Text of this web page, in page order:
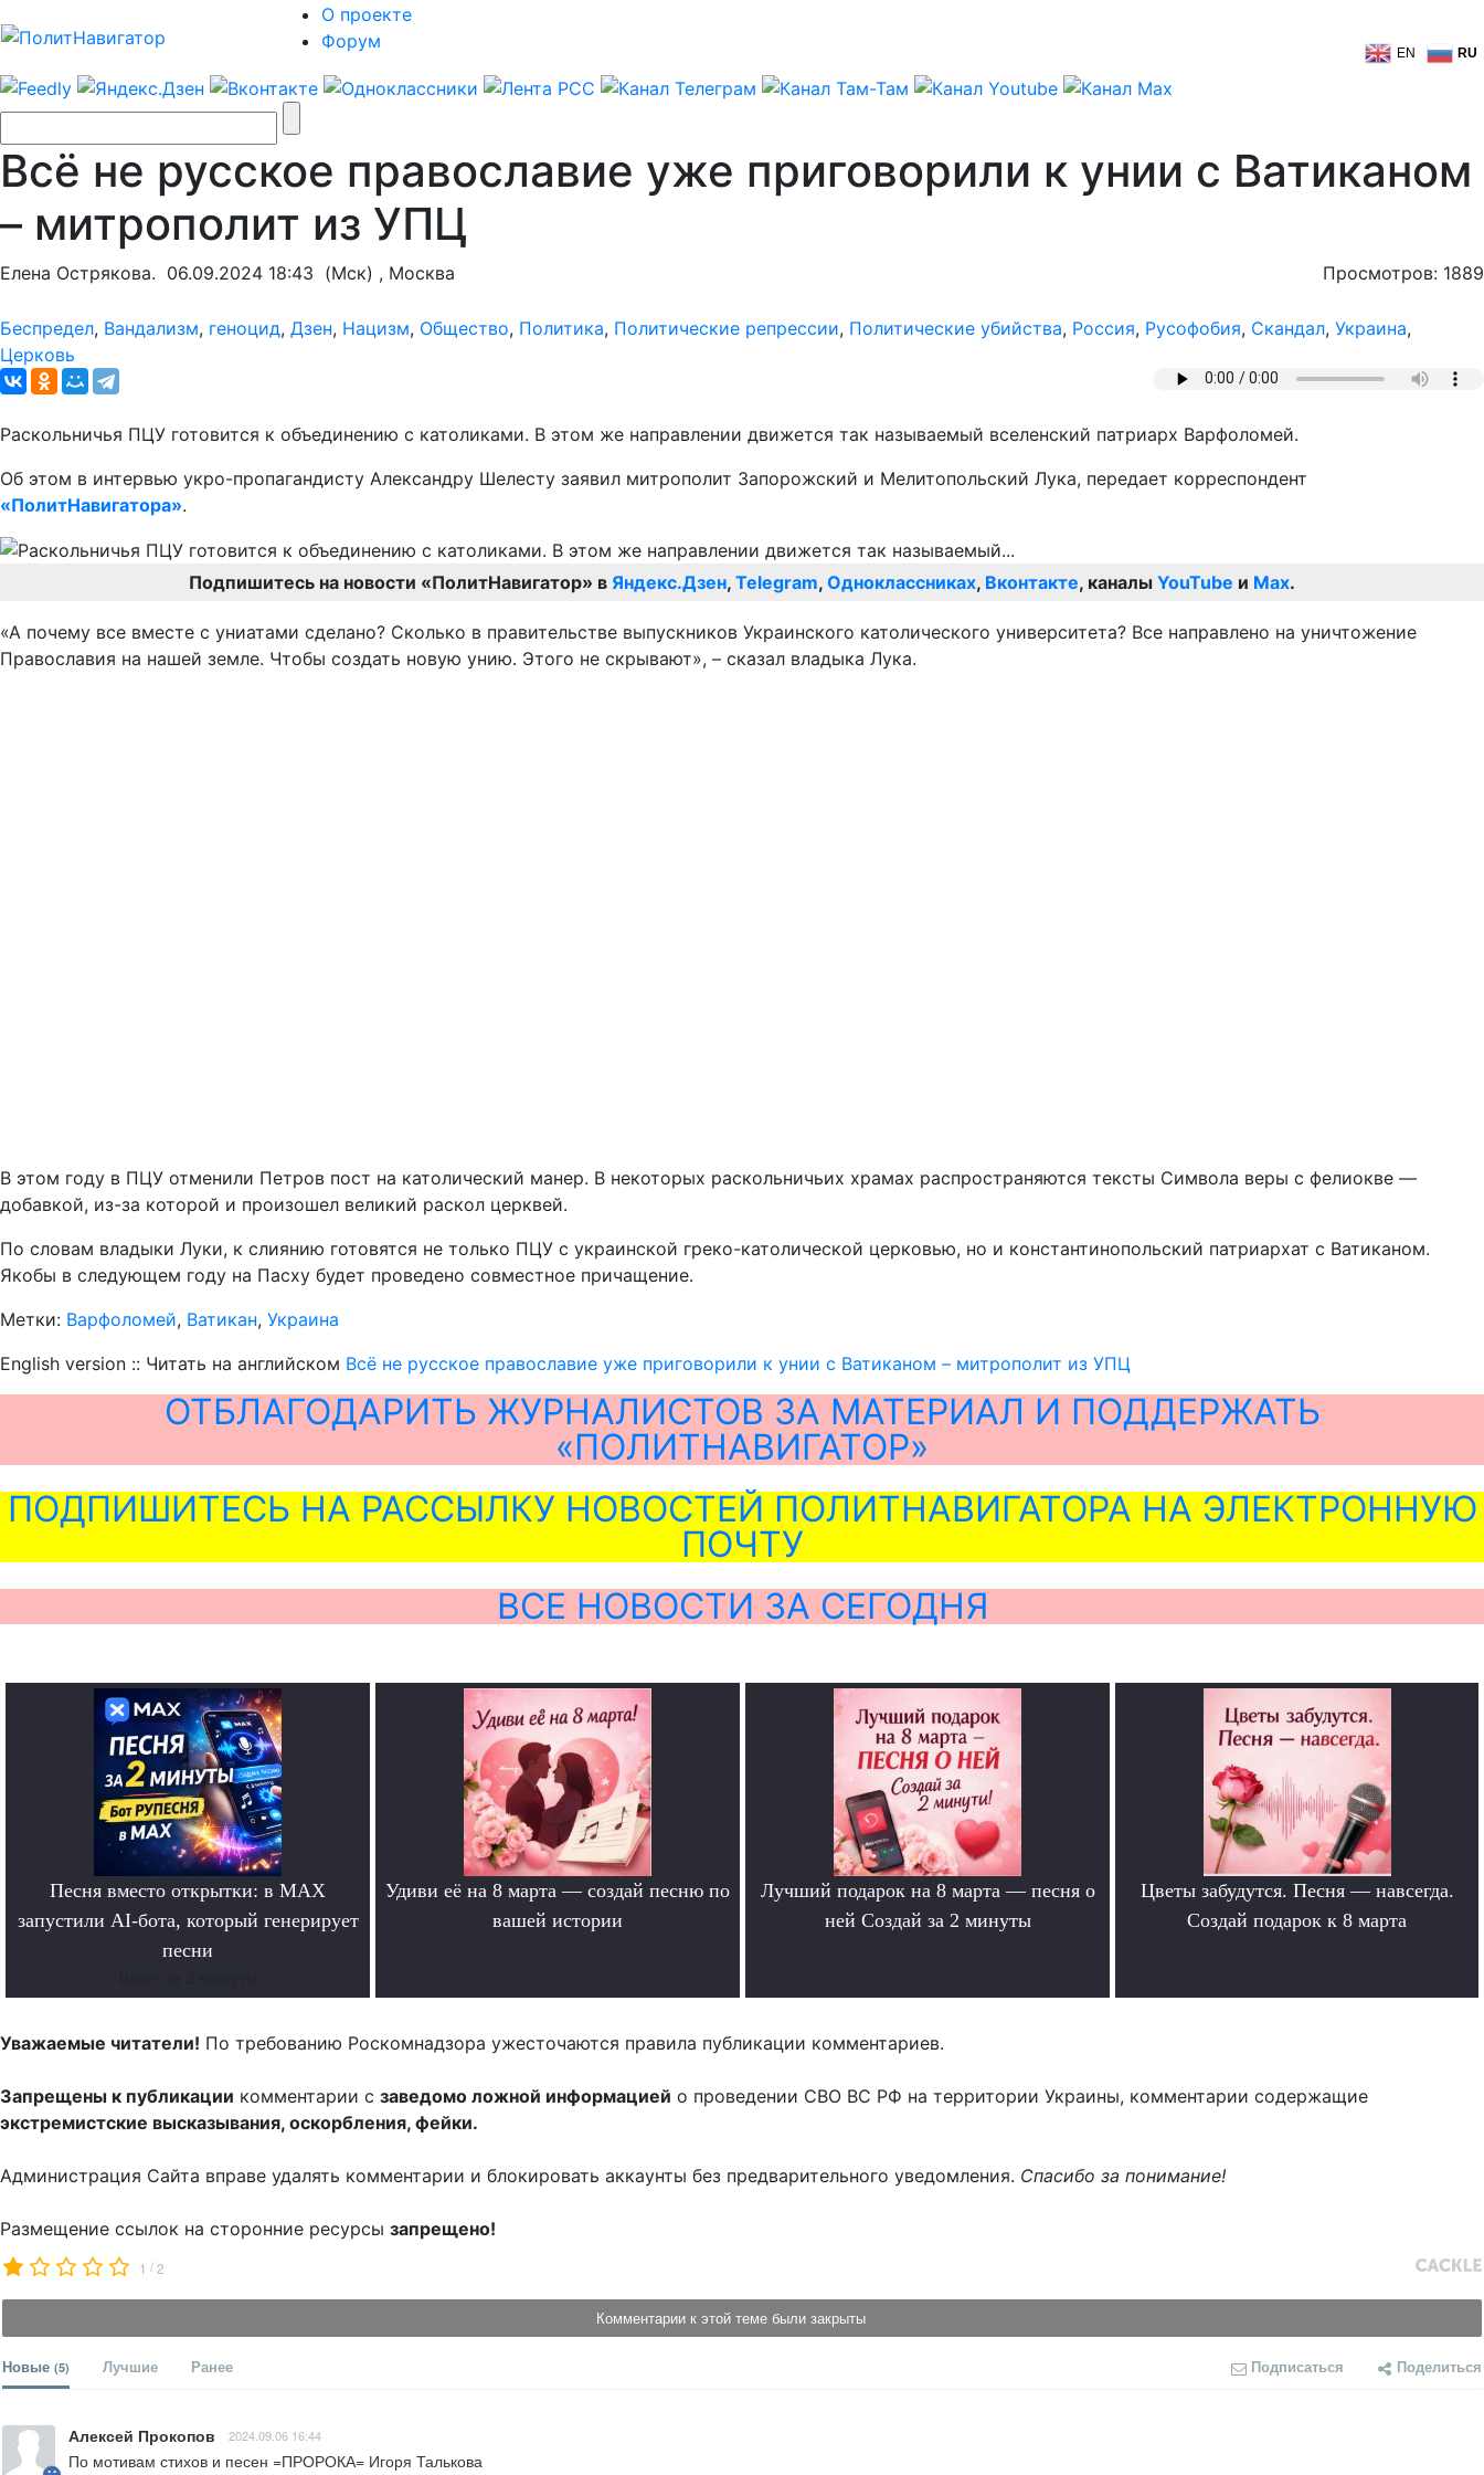
О проекте
Форум
EN RU
Всё не русское православие уже приговорили к унии с Ватиканом
– митрополит из УПЦ
Елена Острякова. 06.09.2024 18:43 (Мск) , Москва Просмотров: 1889
Беспредел, Вандализм, геноцид, Дзен, Нацизм, Общество, Политика, Политические репрессии, Политические убийства, Россия, Русофобия, Скандал, Украина,
Церковь
Раскольничья ПЦУ готовится к объединению с католиками. В этом же направлении движется так называемый вселенский патриарх Варфоломей.
Об этом в интервью укро-пропагандисту Александру Шелесту заявил митрополит Запорожский и Мелитопольский Лука, передает корреспондент
«ПолитНавигатора».
Подпишитесь на новости «ПолитНавигатор» в Яндекс.Дзен, Telegram, Одноклассниках, Вконтакте, каналы YouTube и Max.
«А почему все вместе с униатами сделано? Сколько в правительстве выпускников Украинского католического университета? Все направлено на уничтожение
Православия на нашей земле. Чтобы создать новую унию. Этого не скрывают», – сказал владыка Лука.
В этом году в ПЦУ отменили Петров пост на католический манер. В некоторых раскольничьих храмах распространяются тексты Символа веры с фелиокве —
добавкой, из-за которой и произошел великий раскол церквей.
По словам владыки Луки, к слиянию готовятся не только ПЦУ с украинской греко-католической церковью, но и константинопольский патриархат с Ватиканом.
Якобы в следующем году на Пасху будет проведено совместное причащение.
Метки: Варфоломей, Ватикан, Украина
English version :: Читать на английском Всё не русское православие уже приговорили к унии с Ватиканом – митрополит из УПЦ
ОТБЛАГОДАРИТЬ ЖУРНАЛИСТОВ ЗА МАТЕРИАЛ И ПОДДЕРЖАТЬ
«ПОЛИТНАВИГАТОР»
ПОДПИШИТЕСЬ НА РАССЫЛКУ НОВОСТЕЙ ПОЛИТНАВИГАТОРА НА ЭЛЕКТРОННУЮ
ПОЧТУ
ВСЕ НОВОСТИ ЗА СЕГОДНЯ
Песня вместо открытки: в MAX
запустили AI-бота, который генерирует
песни
Удиви её на 8 марта — создай песню по
вашей истории
Лучший подарок на 8 марта — песня о
ней Создай за 2 минуты
Цветы забудутся. Песня — навсегда.
Создай подарок к 8 марта
Уважаемые читатели! По требованию Роскомнадзора ужесточаются правила публикации комментариев.
Запрещены к публикации комментарии с заведомо ложной информацией о проведении СВО ВС РФ на территории Украины, комментарии содержащие
экстремистские высказывания, оскорбления, фейки.
Администрация Сайта вправе удалять комментарии и блокировать аккаунты без предварительного уведомления. Спасибо за понимание!
Размещение ссылок на сторонние ресурсы запрещено!
1 /2
Комментарии к этой теме были закрыты
Новые (5) Лучшие Ранее Подписаться Поделиться
Алексей Прокопов 2024.09.06 16:44
По мотивам стихов и песен =ПРОРОКА= Игоря Талькова